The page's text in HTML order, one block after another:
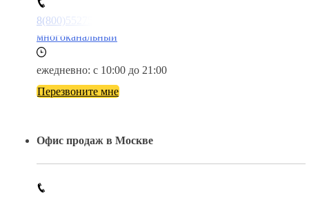
8(800)5527584
многоканальный
ежедневно: с 10:00 до 21:00
Перезвоните мне
Офис продаж в Москве